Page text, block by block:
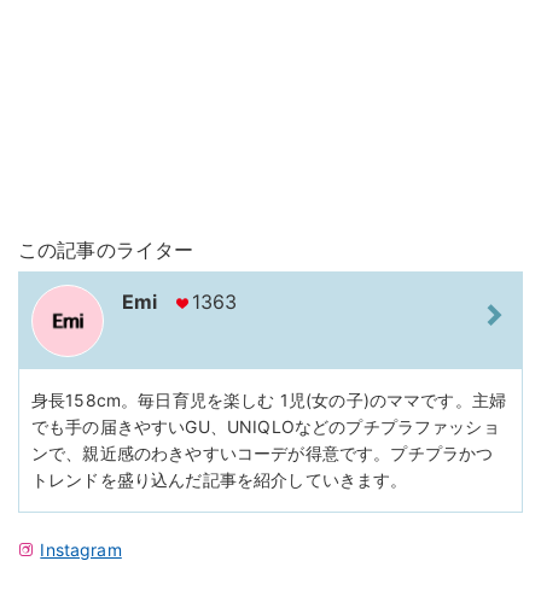
この記事のライター
Emi 1363
身長158cm。毎日育児を楽しむ 1児(女の子)のママです。主婦
でも手の届きやすいGU、UNIQLOなどのプチプラファッショ
ンで、親近感のわきやすいコーデが得意です。プチプラかつ
トレンドを盛り込んだ記事を紹介していきます。
Instagram